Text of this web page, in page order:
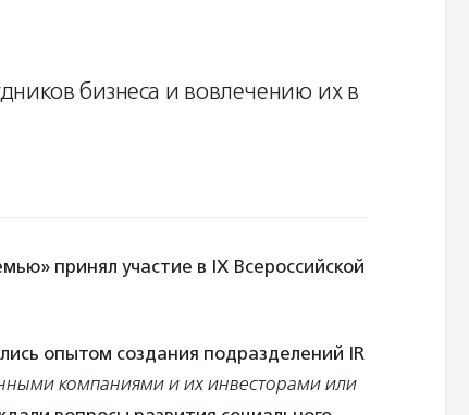
бизнеса и вовлечению их в
принял участие в IX Всероссийской
опытом создания подразделений IR
компаниями и их инвесторами или